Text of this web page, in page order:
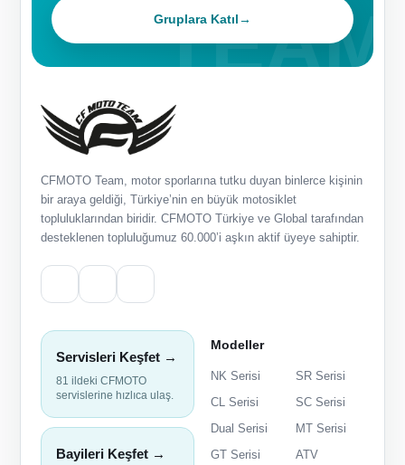
Gruplara Katıl→
CFMOTO Team, motor sporlarına tutku duyan binlerce kişinin
bir araya geldiği, Türkiye’nin en büyük motosiklet
topluluklarından biridir. CFMOTO Türkiye ve Global tarafından
desteklenen topluluğumuz 60.000’i aşkın aktif üyeye sahiptir.
Servisleri Keşfet →
81 ildeki CFMOTO
servislerine hızlıca ulaş.
Bayileri Keşfet →
Modeller
NK Serisi
SR Serisi
CL Serisi
SC Serisi
Dual Serisi
MT Serisi
GT Serisi
ATV